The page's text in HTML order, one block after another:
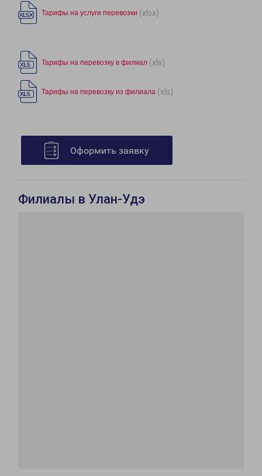
Тарифы на услуги перевозки (xlsx)
Тарифы на перевозку в филиал (xls)
Тарифы на перевозку из филиала (xls)
Оформить заявку
Филиалы в Улан-Удэ